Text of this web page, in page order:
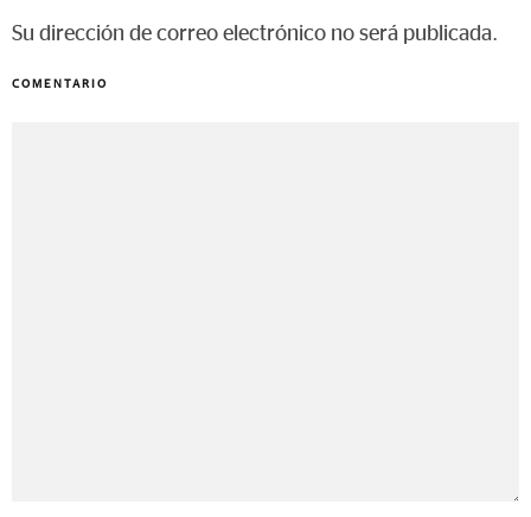
Su dirección de correo electrónico no será publicada.
COMENTARIO